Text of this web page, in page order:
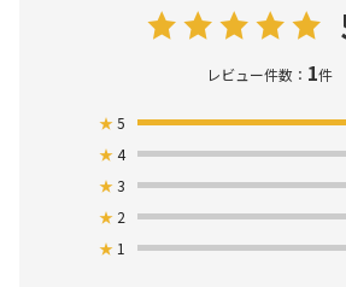
レビュー件数： 1件
★5
★4
★3
★ 2
★ 1